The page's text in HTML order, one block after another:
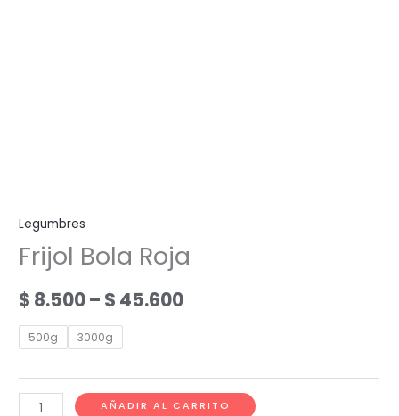
Legumbres
Frijol Bola Roja
$ 8.500– $ 45.600Price
through
500g 3000g
Frijol
AÑADIR AL CARRITO